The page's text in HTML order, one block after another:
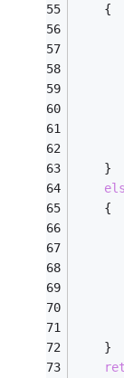
	{
	}
	{
	}